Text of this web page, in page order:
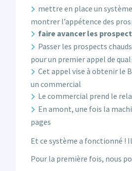
mettre en place un
montrer l’appétence des
faire avancer les
Passer les prospects
pour un premier appel de
Cet appel vise à obtenir le
un commercial
Le commercial prend le
En amont, une fois la
pages
Et ce système a fonctionné !
Pour la première fois, nous